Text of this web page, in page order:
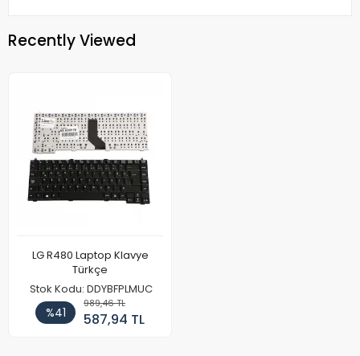
Recently Viewed
LG R480 Laptop Klavye
Türkçe
Stok Kodu: DDYBFPLMUC
%41
989,46 TL
587,94 TL